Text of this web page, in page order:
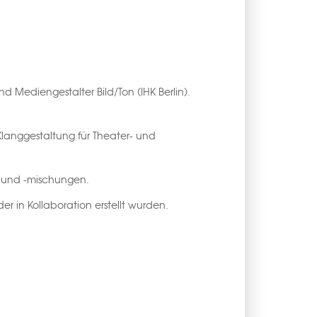
Mediengestalter Bild/Ton (IHK Berlin).
für Theater- und
-mischungen.
in Kollaboration erstellt wurden.